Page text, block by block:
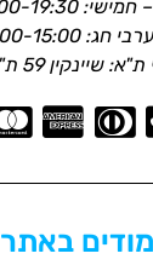
09:00-19:30
09:00-15:00
שיינקין 59 ת"א
באתר